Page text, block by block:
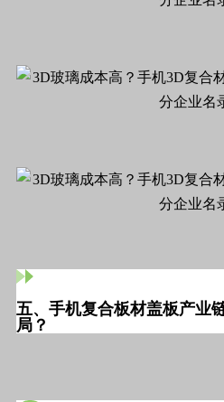
五、手机复合板材盖板产业
局？